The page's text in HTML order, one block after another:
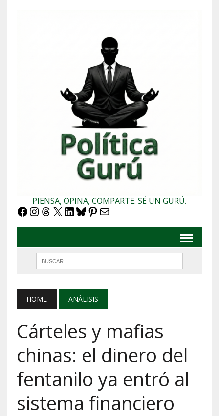
PIENSA, OPINA, COMPARTE. SÉ UN GURÚ.
Facebook
Instagram
Threads
X LinkedIn
Bluesky
Pinterest
Correo electrónico
HOME ANÁLISIS
Cárteles y mafias
chinas: el dinero del
fentanilo ya entró al
sistema financiero